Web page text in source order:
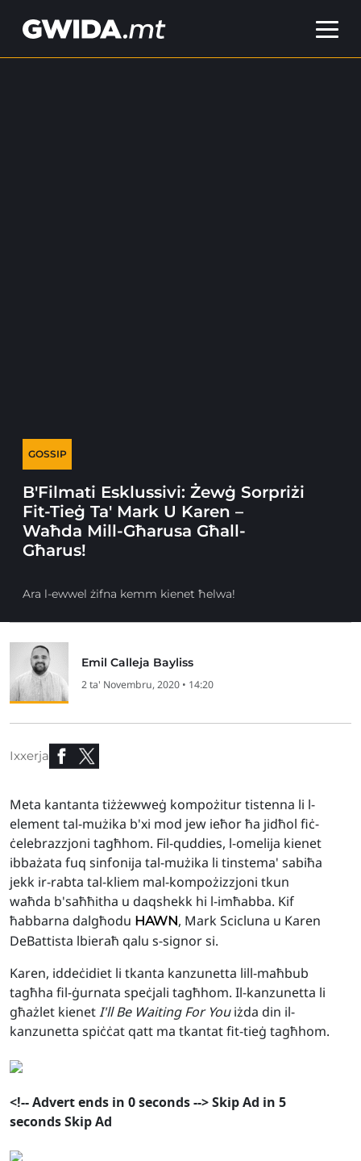
GOSSIP
B'Filmati Esklussivi: Żewġ Sorpriżi
Fit-Tieġ Ta' Mark U Karen –
Waħda Mill-Għarusa Għall-
Għarus!
Ara l-ewwel żifna kemm kienet ħelwa!
Emil Calleja Bayliss
2 ta' Novembru, 2020 • 14:20
Ixxerja
Meta kantanta tiżżewweġ kompożitur tistenna li l-
element tal-mużika b'xi mod jew ieħor ħa jidħol fiċ-
ċelebrazzjoni tagħhom. Fil-quddies, l-omelija kienet
ibbażata fuq sinfonija tal-mużika li tinstema' sabiħa
jekk ir-rabta tal-kliem mal-kompożizzjoni tkun
waħda b'saħħitha u daqshekk hi l-imħabba. Kif
ħabbarna dalgħodu HAWN, Mark Scicluna u Karen
DeBattista lbieraħ qalu s-signor si.
Karen, iddeċidiet li tkanta kanzunetta lill-maħbub
tagħha fil-ġurnata speċjali tagħhom. Il-kanzunetta li
għażlet kienetI'll Be Waiting For Youiżda din il-
kanzunetta spiċċat qatt ma tkantat fit-tieġ tagħhom.
<!--Advert ends in 0seconds-->Skip Ad in 5
secondsSkip Ad